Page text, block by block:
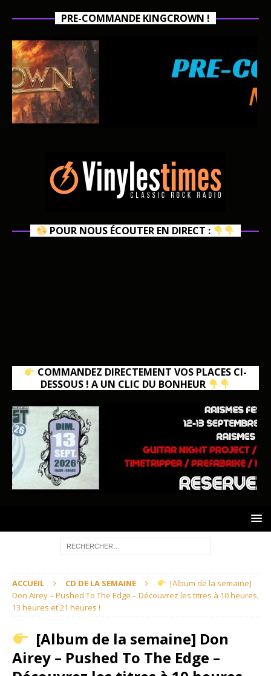
PRE-COMMANDE KINGCROWN !
POUR NOUS ÉCOUTER EN DIRECT :
COMMANDEZ DIRECTEMENT VOS PLACES CI-
DESSOUS ! A UN CLIC DU BONHEUR
ACCUEIL CD DE LA SEMAINE
[Album de la semaine]
Don Airey – Pushed To The Edge – Découvrez les titres à 10 heures,
13 heures et 21 heures !
[Album de la semaine] Don
Airey – Pushed To The Edge –